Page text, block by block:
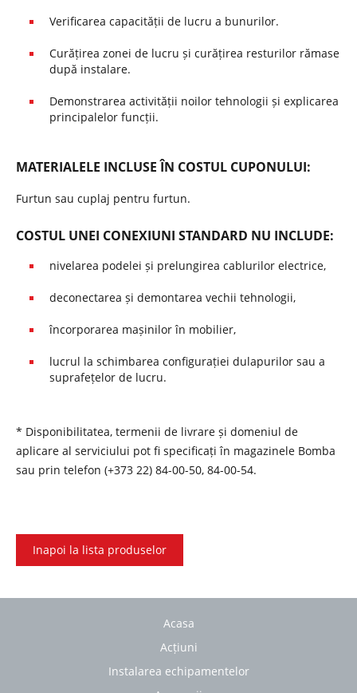
Verificarea capacității de lucru a bunurilor.
Curățirea zonei de lucru și curățirea resturilor rămase
după instalare.
Demonstrarea activității noilor tehnologii și explicarea
principalelor funcții.
MATERIALELE INCLUSE ÎN COSTUL CUPONULUI:
Furtun sau cuplaj pentru furtun.
COSTUL UNEI CONEXIUNI STANDARD NU INCLUDE:
nivelarea podelei și prelungirea cablurilor electrice,
deconectarea și demontarea vechii tehnologii,
încorporarea mașinilor în mobilier,
lucrul la schimbarea configurației dulapurilor sau a
suprafețelor de lucru.
* Disponibilitatea, termenii de livrare și domeniul de
aplicare al serviciului pot fi specificați în magazinele Bomba
sau prin telefon (+373 22) 84-00-50, 84-00-54.
Inapoi la lista produselor
Acasa
Acțiuni
Instalarea echipamentelor